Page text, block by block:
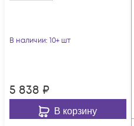
В наличии: 10+ шт
5 838 ₽
В корзину